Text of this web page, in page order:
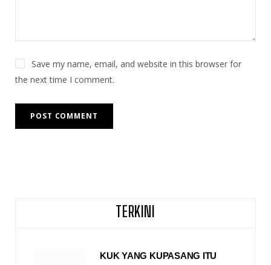
Save my name, email, and website in this browser for
the next time I comment.
TERKINI
KUK YANG KUPASANG ITU